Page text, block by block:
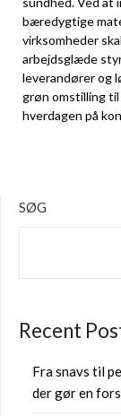
bæredygtige
virksomheder
arbejdsglæde
leverandører og
grøn omstilling
hverdagen på
SØG
Recent
Fra snavs til
der gør en